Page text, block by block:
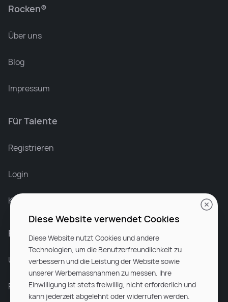
Rocken®
Über uns
Blog
Impressum
Für Talente
Registrieren
Login
Karriere bei Rocken
Für Unternehmen
Unsere Dienstleistungen
Partnerunternehmen
Diese Website verwendet Cookies
Diese Website nutzt Cookies und andere
Technologien, um die Benutzerfreundlichkeit zu
verbessern und die Leistung der Website sowie
unserer Werbemassnahmen zu messen. Ihre
Einwilligung ist stets freiwillig, nicht erforderlich und
kann jederzeit abgelehnt oder widerrufen werden.